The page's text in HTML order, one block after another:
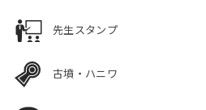
先生スタンプ
古墳・ハニワ